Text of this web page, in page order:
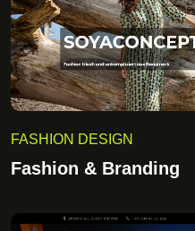
FASHION DESIGN
Fashion & Branding